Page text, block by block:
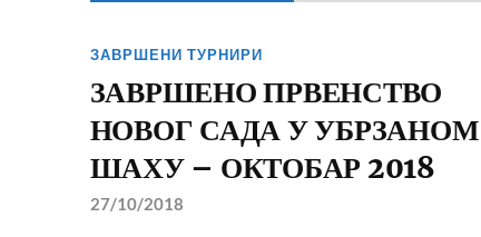
ЗАВРШЕНИ ТУРНИРИ
ЗАВРШЕНО ПРВЕНСТВО
НОВОГ САДА У УБРЗАНОМ
ШАХУ – ОКТОБАР 2018
27/10/2018